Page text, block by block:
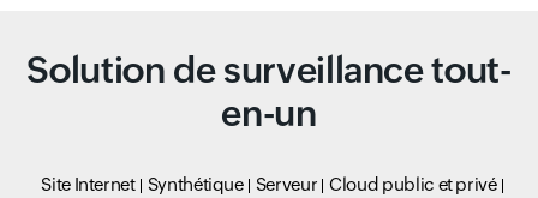
Solution de surveillance tout-
en-un
Site Internet Synthétique Serveur
Cloud public et privé